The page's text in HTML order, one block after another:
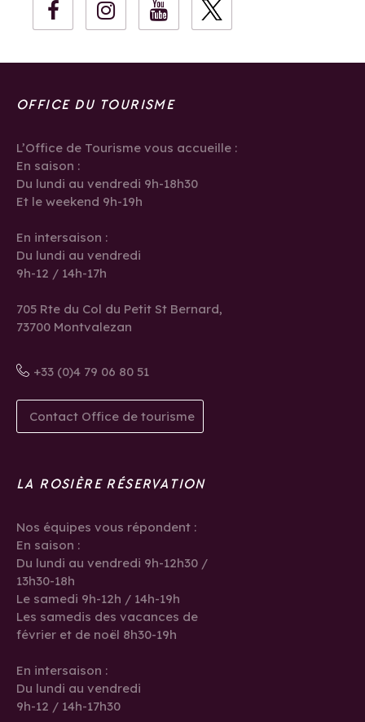
OFFICE DU TOURISME
L’Office de Tourisme vous accueille :
En saison :
Du lundi au vendredi 9h-18h30
Et le weekend 9h-19h
En intersaison :
Du lundi au vendredi
9h-12 / 14h-17h
705 Rte du Col du Petit St Bernard,
73700 Montvalezan
+33 (0)4 79 06 80 51
Contact Office de tourisme
LA ROSIÈRE RÉSERVATION
Nos équipes vous répondent :
En saison :
Du lundi au vendredi 9h-12h30 /
13h30-18h
Le samedi 9h-12h / 14h-19h
Les samedis des vacances de
février et de noël 8h30-19h
En intersaison :
Du lundi au vendredi
9h-12 / 14h-17h30